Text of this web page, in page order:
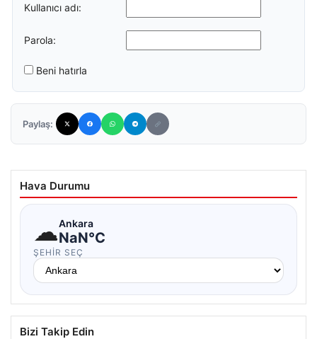
Kullanıcı adı:
Parola:
Beni hatırla
Paylaş:
Hava Durumu
☁Ankara
NaN°C
ŞEHIR SEÇ
Bizi Takip Edin